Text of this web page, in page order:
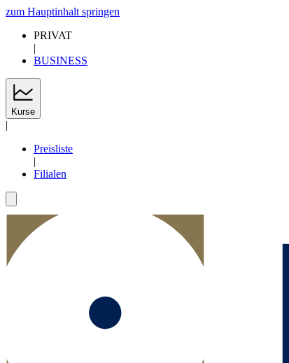
zum Hauptinhalt springen
PRIVAT
|
BUSINESS
Kurse
|
Preisliste
|
Filialen